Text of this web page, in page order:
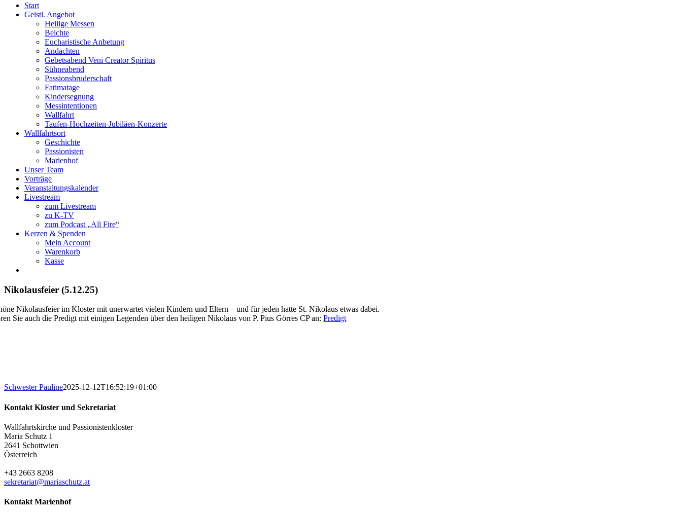
Start
Geistl. Angebot
Heilige Messen
Beichte
Eucharistische Anbetung
Andachten
Gebetsabend Veni Creator Spiritus
Sühneabend
Passionsbruderschaft
Fatimatage
Kindersegnung
Messintentionen
Wallfahrt
Taufen-Hochzeiten-Jubiläen-Konzerte
Wallfahrtsort
Geschichte
Passionisten
Marienhof
Unser Team
Vorträge
Veranstaltungskalender
Livestream
zum Livestream
zu K-TV
zum Podcast „All Fire“
Kerzen & Spenden
Mein Account
Warenkorb
Kasse
Nikolausfeier (5.12.25)
Nikolausfeier im Kloster mit unerwartet vielen Kindern und Eltern – und für jeden hatte St. Nikolaus etwas dabei.
Sie auch die Predigt mit einigen Legenden über den heiligen Nikolaus von P. Pius Görres CP an:Predigt
Schwester Pauline2025-12-12T16:52:19+01:00
Kontakt Kloster und Sekretariat
Wallfahrtskirche und Passionistenkloster
Maria Schutz 1
2641 Schottwien
Österreich
+43 2663 8208
sekretariat@mariaschutz.at
Kontakt Marienhof